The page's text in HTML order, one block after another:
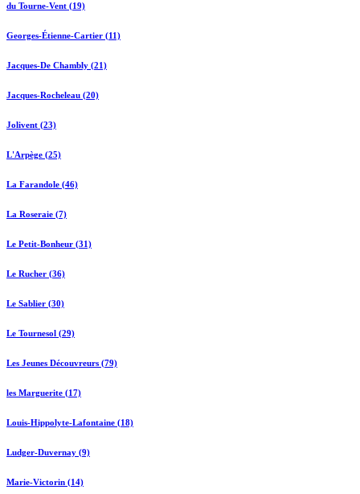
du Tourne-Vent (19)
Georges-Étienne-Cartier (11)
Jacques-De Chambly (21)
Jacques-Rocheleau (20)
Jolivent (23)
L'Arpège (25)
La Farandole (46)
La Roseraie (7)
Le Petit-Bonheur (31)
Le Rucher (36)
Le Sablier (30)
Le Tournesol (29)
Les Jeunes Découvreurs (79)
les Marguerite (17)
Louis-Hippolyte-Lafontaine (18)
Ludger-Duvernay (9)
Marie-Victorin (14)